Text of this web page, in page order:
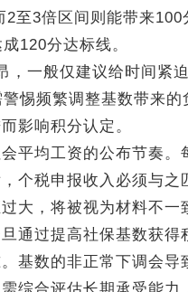
至3倍区间则能带来
120分达标线。
一般仅建议给时间紧迫
频繁调整基数带来的
影响积分认定。
均工资的公布节奏。
个税申报收入必须与
大，将被视为材料不一
过提高社保基数获得
基数的非正常下调会